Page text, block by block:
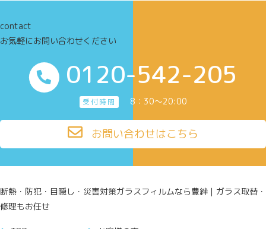
contact
お気軽にお問い合わせください
0120-542-205
受付時間 8：30～20:00
お問い合わせはこちら
断熱・防犯・目隠し・災害対策ガラスフィルムなら豊絆｜ガラス取替・
修理もお任せ